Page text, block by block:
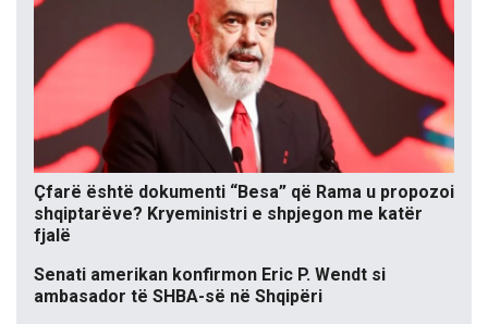
Çfarë është dokumenti “Besa” që Rama u propozoi
shqiptarëve? Kryeministri e shpjegon me katër
fjalë
Senati amerikan konfirmon Eric P. Wendt si
ambasador të SHBA-së në Shqipëri